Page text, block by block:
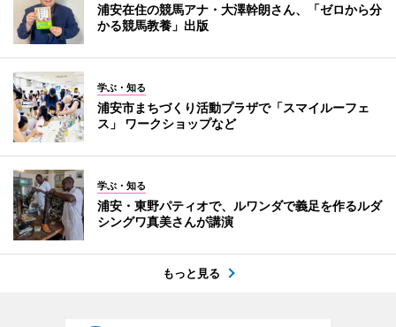
浦安在住の競馬アナ・大澤幹朗さん、「ゼロから分
かる競馬教養」出版
学ぶ・知る
浦安市まちづくり活動プラザで「スマイルーフェ
ス」 ワークショップなど
学ぶ・知る
浦安・東野パティオで、ルワンダで義足を作るルダ
シングワ真美さんが講演
もっと見る